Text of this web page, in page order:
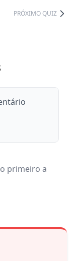
PRÓXIMO QUIZ
primeiro a